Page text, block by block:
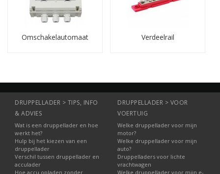
Diodeverdelers
FET-verdelers (laag spanningsverlies)
FET-verdelers beperken het spanningsverlies tot een minimum
Eenautotransformatorregelt de uitgangsspanning door deze te
verhogen, verlagen of verdelen over fasen.
Functies:
Spanningscorrectie
Fasesplitsing
Efficiënte vermogensverdeling
Dit type transformator werkt binnen één net en levert een hoog
Omschakelautomaat Verdeelrail
DRUPPELLADER > TIPS, INFO
& ADVIES
Wat is een druppellader en hoe
werkt het?
Hulp bij het kiezen van een
druppellader
Verschil tussen druppellader en
acculader
Hoe accu opladen zonder
DRUPPELLADER > VOOR
VOERTUIG
Welke druppellader voor mijn
motor?
Welke druppellader voor mijn
auto?
Druppelladers voor lichte
vrachtwagen
Welke druppellader voor mijn e-